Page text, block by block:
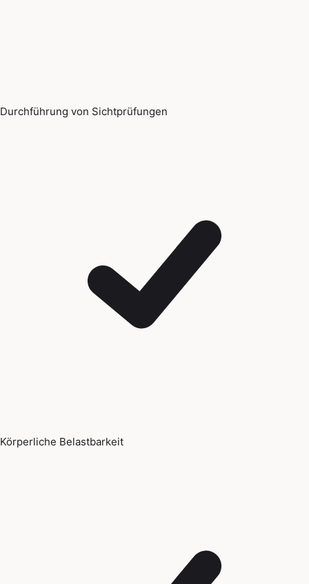
Durchführung von Sichtprüfungen
Körperliche Belastbarkeit